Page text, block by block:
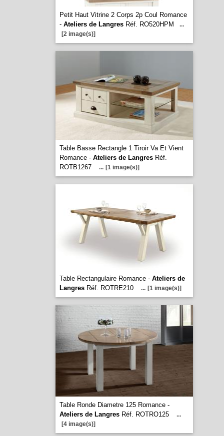
Petit Haut Vitrine 2 Corps 2p Coul Romance
- Ateliers de LangresRéf. RO520HPM
...
[2 image(s)]
Table Basse Rectangle 1 Tiroir Va Et Vient
Romance - Ateliers de LangresRéf.
ROTB1267
... [1 image(s)]
Table Rectangulaire Romance - Ateliers de
LangresRéf. ROTRE210 ... [1 image(s)]
Table Ronde Diametre 125 Romance -
Ateliers de LangresRéf. ROTRO125
...
[4 image(s)]